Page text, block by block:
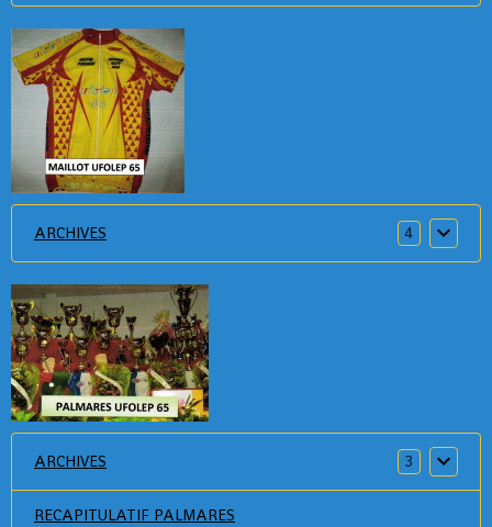
ARCHIVES 4
ARCHIVES 3
RECAPITULATIF PALMARES